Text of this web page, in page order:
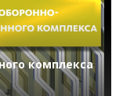
комплекса